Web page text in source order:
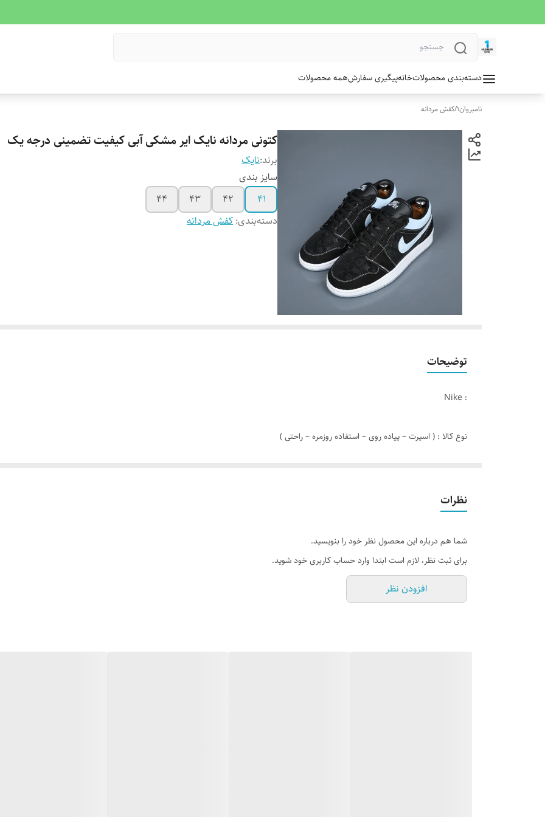
دسته‌بندی محصولاتخانهپیگیری سفارشهمه محصولات
نامبروان1 /کفش مردانه
کتونی مردانه نایک ایر مشکی آبی کیفیت تضمینی درجه یک
برند:نایک
سایز بندی
۴۱
۴۲ ۴۳
۴۴
دسته‌بندی: کفش مردانه
توضیحات
: Nike
نوع کالا : ( اسپرت – پیاده روی – استفاده روزمره – راحتی )
رنگ : مشکی آبی
جنس زیره : PVC
نظرات
شما هم درباره این محصول نظر خود را بنویسید.
برای ثبت نظر، لازم است ابتدا وارد حساب کاربری خود شوید.
افزودن نظر